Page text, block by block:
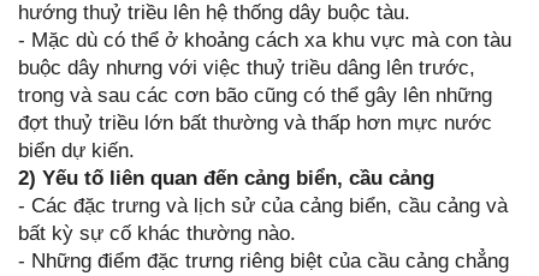
hướng thuỷ triều lên hệ thống dây buộc tàu.
- Mặc dù có thể ở khoảng cách xa khu vực mà con tàu
buộc dây nhưng với việc thuỷ triều dâng lên trước,
trong và sau các cơn bão cũng có thể gây lên những
đợt thuỷ triều lớn bất thường và thấp hơn mực nước
biển dự kiến.
2) Yếu tố liên quan đến cảng biển, cầu cảng
- Các đặc trưng và lịch sử của cảng biển, cầu cảng và
bất kỳ sự cố khác thường nào.
- Những điểm đặc trưng riêng biệt của cầu cảng chẳng